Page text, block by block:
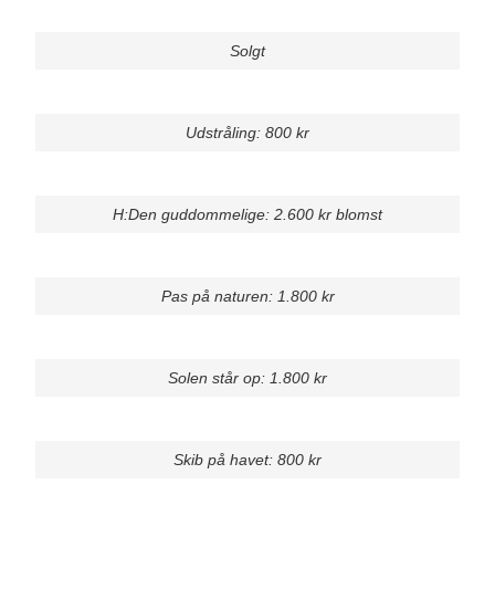
Solgt
Udstråling: 800 kr
H:Den guddommelige: 2.600 kr blomst
Pas på naturen: 1.800 kr
Solen står op: 1.800 kr
Skib på havet: 800 kr